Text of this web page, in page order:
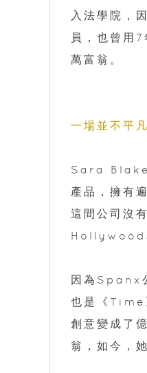
入法學院，
員，也曾用
萬富翁。
一場並不平
Sara
產品，擁有
這間公司沒
Hollywood
因為Spanx
也是《Time
創意變成了
翁，如今，